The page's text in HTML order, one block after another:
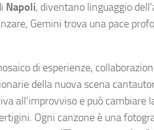
Napoli, diventano linguaggio
Gemini trova una pace
di esperienze,
della nuova scena
all’improvviso e può cambiare
Ogni canzone è una